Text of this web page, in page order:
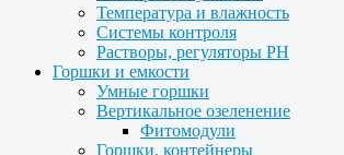
Температура и влажность
Системы контроля
Растворы, регуляторы PH
Горшки и емкости
Умные горшки
Вертикальное озеленение
Фитомодули
Горшки, контейнеры